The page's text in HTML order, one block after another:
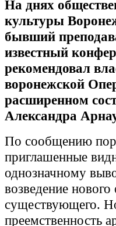
На днях
культуры
бывший
известный
рекомендовал
воронежской
расширенном
Александра
По сообщению
приглашенные
однозначному
возведение
существующего.
преемственность